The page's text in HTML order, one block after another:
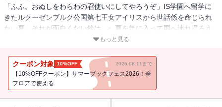
「ふふ。おぬしをわらわの召使いにしてやろうぞ」IS学園へ留学に
きたルクーゼンブルク公国第七王女アイリスから世話係を命じられ
た一夏。それが面白くない鈴は、一夏を気に入って国へ連れ帰ろう
とするアイリスにISで勝負を挑む。箒と組んで決戦に臨む鈴だった
て・・・・・・。その陰で密かに進んでいた箒のある変化が引き金
となり、未知の量産機による箒の誘拐事件が発生する。後に「紅椿
事件」と呼ばれる闘いに一夏たち専用機持ちは身を投じる――。紅
もっと見る
クーポン対象 10%OFF 2026.08.11まで
【10%OFFクーポン】サマーブックフェス2026！全
フロアで使える